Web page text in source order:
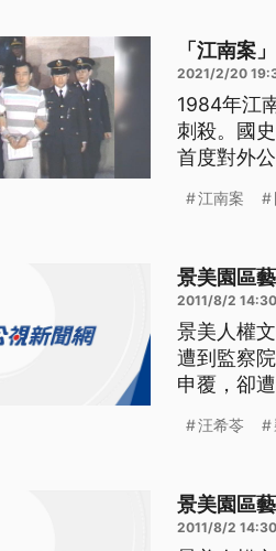
「江南案
2021/2/20
1984年江
刺殺。國
首度對外
《江南案
江南案
景美園區
2011/8/2 14:30
景美人權
遭到監察
申覆，卻
藝術展，
汪希苓
景美園區
2011/8/2 14:30